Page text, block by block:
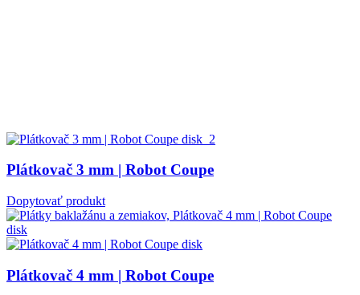
Plátkovač 3 mm | Robot Coupe
Dopytovať produkt
Plátkovač 4 mm | Robot Coupe